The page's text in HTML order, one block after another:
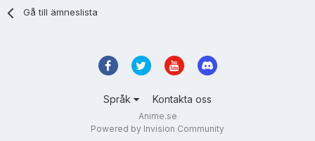
Gå till ämneslista
Språk Kontakta oss
Anime.se
Powered by Invision Community